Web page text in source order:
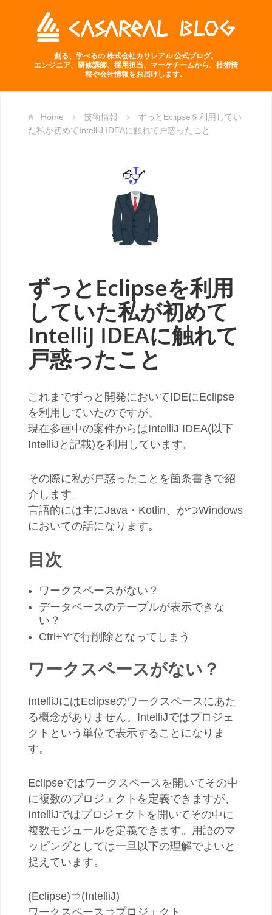
創る、学べるの 株式会社カサレアル 公式ブログ。
エンジニア、研修講師、採用担当、マーケチームから、技術情
報や会社情報をお届けします。
Home 技術情報
ずっとEclipseを利用してい
た私が初めてIntelliJ IDEAに触れて戸惑ったこと
ずっとEclipseを利用
していた私が初めて
IntelliJ IDEAに触れて
戸惑ったこと
これまでずっと開発においてIDEにEclipse
を利用していたのですが、
現在参画中の案件からはIntelliJ IDEA(以下
IntelliJと記載)を利用しています。
その際に私が戸惑ったことを箇条書きで紹
介します。
言語的には主にJava・Kotlin、かつWindows
においての話になります。
目次
ワークスペースがない？
データベースのテーブルが表示できな
い？
Ctrl+Yで行削除となってしまう
ワークスペースがない？
IntelliJにはEclipseのワークスペースにあた
る概念がありません。IntelliJではプロジェ
クトという単位で表示することになりま
す。
Eclipseではワークスペースを開いてその中
に複数のプロジェクトを定義できますが、
IntelliJではプロジェクトを開いてその中に
複数モジュールを定義できます。用語のマ
ッピングとしては一旦以下の理解でよいと
捉えています。
(Eclipse)⇒(IntelliJ)
ワークスペース⇒プロジェクト